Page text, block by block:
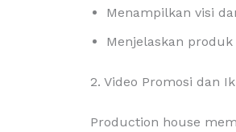
Menampilkan visi
Menjelaskan
2. Video Promosi dan
Production house